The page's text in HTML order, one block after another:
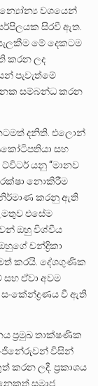
වශයෙන්
සිරවී ඇත.
මේ දෙකටම
කරන ලද
පැවැත්මේ
සම්බන්ධ කරන
දනිති. එලොන්
සහ
යනු “මානව
නොකිරීම
නිර්මාණ කරනු ඇති
එසේම
ඔහු විශ්වීය
චන්ද්‍රිකා
කරයි. දේශගුණික
සහ ඒවා අවම
වී ඇති
ප්‍රමුඛ තාක්ෂණික
විසින්
කරන ලදී. ප්‍රකාශය
සමාජ